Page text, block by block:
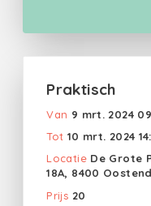
Praktisch
Van 9 mrt. 2024
Tot 10 mrt. 2024
Locatie De Grote
18A, 8400
Prijs 20